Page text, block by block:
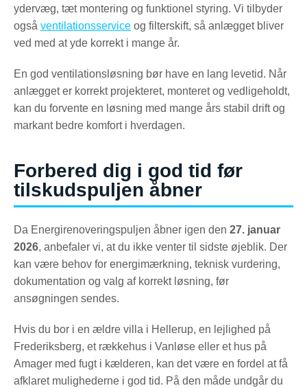
ydervæg, tæt montering og funktionel styring. Vi tilbyder
også ventilationsservice og filterskift, så anlægget bliver
ved med at yde korrekt i mange år.
En god ventilationsløsning bør have en lang levetid. Når
anlægget er korrekt projekteret, monteret og vedligeholdt,
kan du forvente en løsning med mange års stabil drift og
markant bedre komfort i hverdagen.
Forbered dig i god tid før
tilskudspuljen åbner
Da Energirenoveringspuljen åbner igen den 27. januar
2026, anbefaler vi, at du ikke venter til sidste øjeblik. Der
kan være behov for energimærkning, teknisk vurdering,
dokumentation og valg af korrekt løsning, før
ansøgningen sendes.
Hvis du bor i en ældre villa i Hellerup, en lejlighed på
Frederiksberg, et rækkehus i Vanløse eller et hus på
Amager med fugt i kælderen, kan det være en fordel at få
afklaret mulighederne i god tid. På den måde undgår du